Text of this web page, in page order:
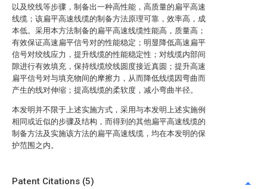
以及绞线等步骤，制备出一种高性能，高质量的扁平高速
线缆；该扁平高速线缆的制备方法原理可靠，效率高，成
本低。采用本方法制备的扁平高速线缆性能高，质量高；
有效保证高速扁平信号对的性能稳定；明显降低高速扁平
信号对绞线应力，提升线缆的性能稳定性；对线缆内部间
隙进行有效填充，保持线缆绞线圆度接近真圆；提升高速
扁平信号对与填充物间的摩擦力，从而降低线缆因弯曲而
产生的线对伸缩；提高线缆的柔软度，减小弯曲半径。
本发明并不限于上述实施方式，采用与本发明上述实施例
相同或近似的步骤及结构，而得到的其他扁平高速线缆的
制备方法及实施该方法的扁平高速线缆，均在本发明的保
护范围之内。
Patent Citations (5)